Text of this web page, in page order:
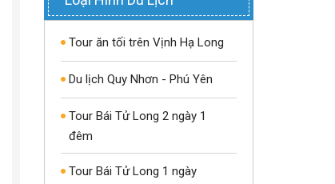
Tour ăn tối trên Vịnh Hạ Long
Du lịch Quy Nhơn - Phú Yên
Tour Bái Tử Long 2 ngày 1
đêm
Tour Bái Tử Long 1 ngày